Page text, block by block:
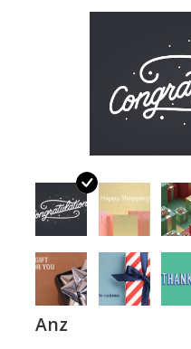
Antiquitäten Und Vintage
Böden -Stein-, Terrakotta-
und Marmor
Zufriedene Kunden
Anz